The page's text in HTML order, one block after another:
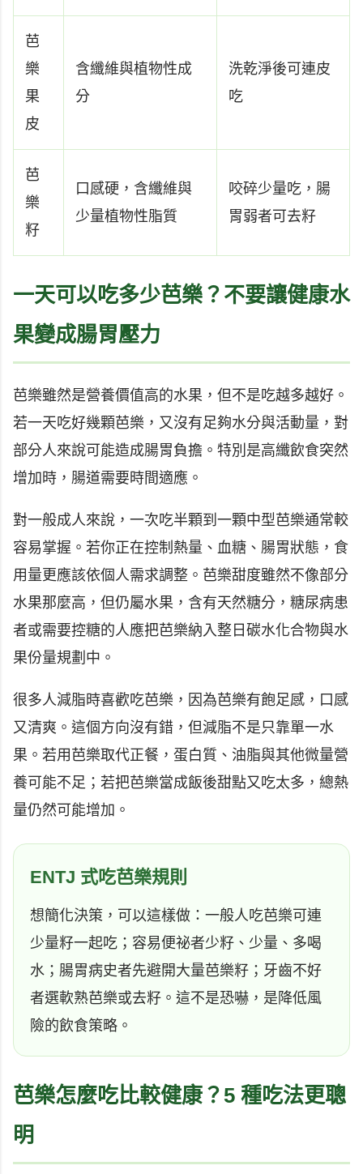
芭
樂
果
皮
含纖維與植物性成
分
洗乾淨後可連皮
吃
芭
樂
籽
口感硬，含纖維與
少量植物性脂質
咬碎少量吃，腸
胃弱者可去籽
一天可以吃多少芭樂？不要讓健康水
果變成腸胃壓力
芭樂雖然是營養價值高的水果，但不是吃越多越好。
若一天吃好幾顆芭樂，又沒有足夠水分與活動量，對
部分人來說可能造成腸胃負擔。特別是高纖飲食突然
增加時，腸道需要時間適應。
對一般成人來說，一次吃半顆到一顆中型芭樂通常較
容易掌握。若你正在控制熱量、血糖、腸胃狀態，食
用量更應該依個人需求調整。芭樂甜度雖然不像部分
水果那麼高，但仍屬水果，含有天然糖分，糖尿病患
者或需要控糖的人應把芭樂納入整日碳水化合物與水
果份量規劃中。
很多人減脂時喜歡吃芭樂，因為芭樂有飽足感，口感
又清爽。這個方向沒有錯，但減脂不是只靠單一水
果。若用芭樂取代正餐，蛋白質、油脂與其他微量營
養可能不足；若把芭樂當成飯後甜點又吃太多，總熱
量仍然可能增加。
ENTJ 式吃芭樂規則
想簡化決策，可以這樣做：一般人吃芭樂可連
少量籽一起吃；容易便祕者少籽、少量、多喝
水；腸胃病史者先避開大量芭樂籽；牙齒不好
者選軟熟芭樂或去籽。這不是恐嚇，是降低風
險的飲食策略。
芭樂怎麼吃比較健康？5 種吃法更聰
明